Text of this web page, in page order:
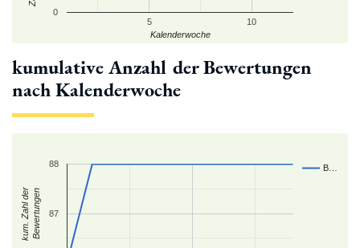
5 10
0
Kalenderwoche
kumulative Anzahl der Bewertungen
nach Kalenderwoche
B…
87
88
kum. Zahl derBewertungen